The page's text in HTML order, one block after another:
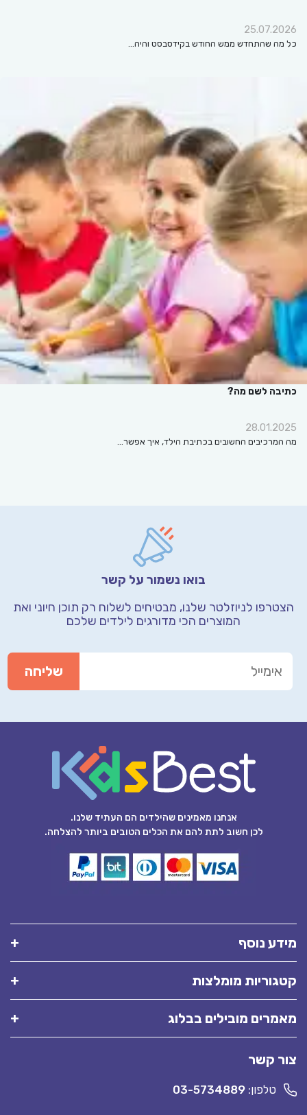
25.07.2026
כל מה שהתחדש ממש החודש בקידסבסט והיה…
כתיבה לשם מה?
28.01.2025
מה המרכיבים החשובים בכתיבת הילד, איך אפשר…
בואו נשמור על קשר
הצטרפו לניוזלטר שלנו, מבטיחים לשלוח רק תוכן חיוני ואת
המוצרים הכי מדורגים לילדים שלכם
אנחנו מאמינים שהילדים הם העתיד שלנו.
לכן חשוב לתת להם את הכלים הטובים ביותר להצלחה.
מידע נוסף
קטגוריות מומלצות
מאמרים מובילים בבלוג
צור קשר
טלפון: 03-5734889